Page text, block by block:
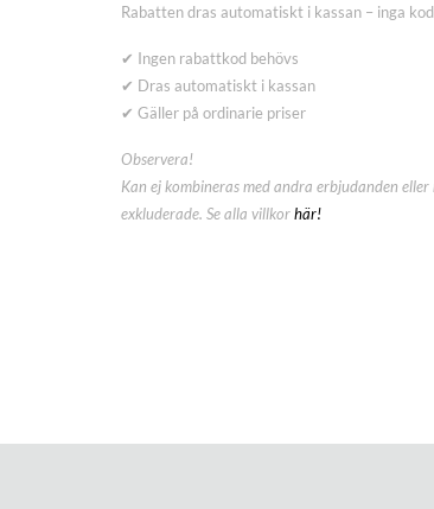
Rabatten dras automatiskt i kassan – inga
✔ Ingen rabattkod behövs
✔ Dras automatiskt i kassan
✔ Gäller på ordinarie priser
Observera!
Kan ej kombineras med andra erbjudanden
exkluderade. Se alla villkorhär!